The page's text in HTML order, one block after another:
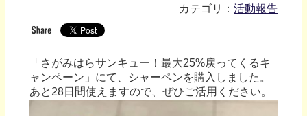
カテゴリ：活動報告
「さがみはらサンキュー！最大25%戻ってくるキ
ャンペーン」にて、シャーペンを購入しました。
あと28日間使えますので、ぜひご活用ください。